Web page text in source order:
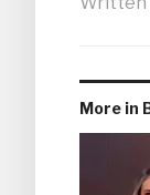
More in